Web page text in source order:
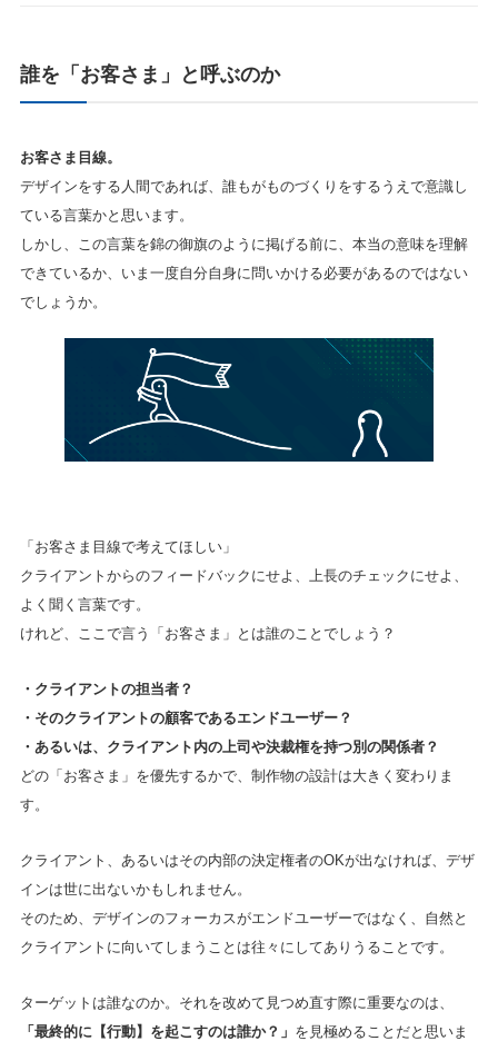
誰を「お客さま」と呼ぶのか
お客さま目線。
デザインをする人間であれば、誰もがものづくりをするうえで意識し
ている言葉かと思います。
しかし、この言葉を錦の御旗のように掲げる前に、本当の意味を理解
できているか、いま一度自分自身に問いかける必要があるのではない
でしょうか。
「お客さま目線で考えてほしい」
クライアントからのフィードバックにせよ、上長のチェックにせよ、
よく聞く言葉です。
けれど、ここで言う「お客さま」とは誰のことでしょう？
・クライアントの担当者？
・そのクライアントの顧客であるエンドユーザー？
・あるいは、クライアント内の上司や決裁権を持つ別の関係者？
どの「お客さま」を優先するかで、制作物の設計は大きく変わりま
す。
クライアント、あるいはその内部の決定権者のOKが出なければ、デザ
インは世に出ないかもしれません。
そのため、デザインのフォーカスがエンドユーザーではなく、自然と
クライアントに向いてしまうことは往々にしてありうることです。
ターゲットは誰なのか。それを改めて見つめ直す際に重要なのは、
「最終的に【行動】を起こすのは誰か？」 を見極めることだと思いま